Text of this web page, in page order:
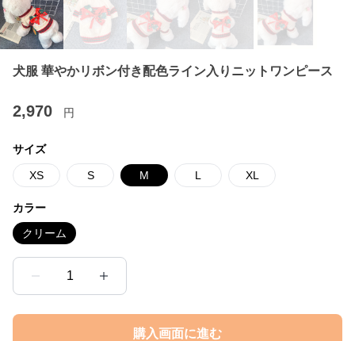
犬服 華やかリボン付き配色ライン入りニットワンピース
2,970 円
サイズ
XS S M L XL
カラー
クリーム
1
購入画面に進む